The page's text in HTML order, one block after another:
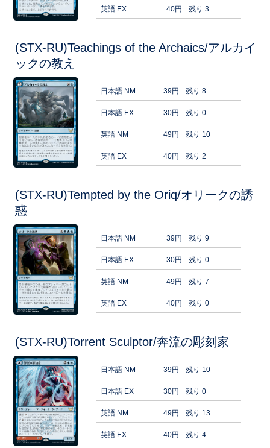
英語 EX 40円 残り 3
(STX-RU)Teachings of the Archaics/アルカイ
ックの教え
日本語 NM 39円 残り 8
日本語 EX 30円 残り 0
英語 NM 49円 残り 10
英語 EX 40円 残り 2
(STX-RU)Tempted by the Oriq/オリークの誘
惑
日本語 NM 39円 残り 9
日本語 EX 30円 残り 0
英語 NM 49円 残り 7
英語 EX 40円 残り 0
(STX-RU)Torrent Sculptor/奔流の彫刻家
日本語 NM 39円 残り 10
日本語 EX 30円 残り 0
英語 NM 49円 残り 13
英語 EX 40円 残り 4